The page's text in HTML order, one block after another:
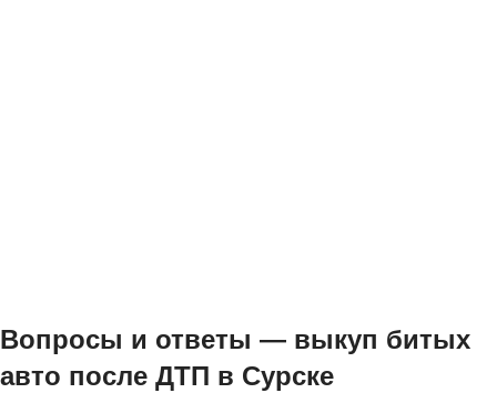
Вопросы и ответы — выкуп битых
авто после ДТП в Сурске